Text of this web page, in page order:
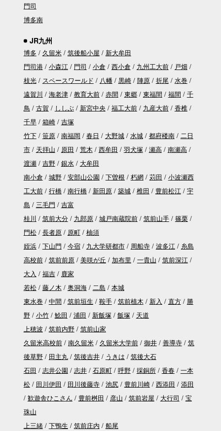
門司
博多南
JR九州
博多 久留米 筑後船小屋
新大牟田
門司港
小森江 門司 小倉 西小倉 九州工大前
戸畑
枝光
スペースワールド 八幡 黒崎 陣原 折尾
水巻
遠賀川
海老津 教育大前 赤間 東郷 東福間 福間
千
鳥
古賀 ししぶ 新宮中央 福工大前 九産大前
香椎
千早
箱崎
吉塚
竹下
笹原 南福岡 春日 大野城 水城 都府楼南
二日
市
天拝山 原田 荒木 西牟田 羽犬塚 瀬高
南瀬高
渡瀬
吉野 銀水
大牟田
南小倉
城野 安部山公園 下曽根 朽網 苅田
小波瀬西
工大前
行橋 南行橋 新田原 築城 椎田 豊前松江
宇
島
三毛門
吉富
桂川
筑前大分 九郎原 城戸南蔵院前 筑前山手
篠栗
門松
長者原 原町
柚須
姪浜
下山門 今宿 九大学研都市 周船寺 波多江
糸島
高校前
筑前前原 美咲が丘 加布里 一貴山
筑前深江
大入
福吉
鹿家
若松
藤ノ木 奥洞海 二島
本城
東水巻
中間 筑前垣生 鞍手 筑前植木 新入 直方
勝
野
小竹 鯰田 浦田 新飯塚 飯塚
天道
上穂波
筑前内野
筑前山家
久留米高校前
南久留米 久留米大学前 御井 善導寺
筑
後草野
田主丸 筑後吉井 うきは
筑後大石
石田
志井公園 志井 石原町 呼野 採銅所 香春
一本
松
田川伊田 田川後藤寺 池尻 豊前川崎 西添田
添田
歓遊舎ひこさん
豊前桝田 彦山 筑前岩屋 大行司
宝
珠山
上三緒
下鴨生 筑前庄内
船尾